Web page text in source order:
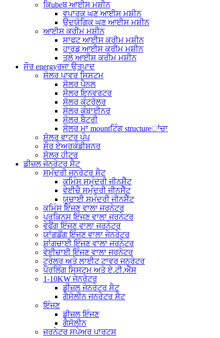
ਕਿubeਬ ਆਈਸ ਮਸ਼ੀਨ
ਵਪਾਰਕ ਘਣ ਆਈਸ ਮਸ਼ੀਨ
ਉਦਯੋਗਿਕ ਘਣ ਆਈਸ ਮਸ਼ੀਨ
ਆਈਸ ਕਰੀਮ ਮਸ਼ੀਨ
ਸਾਫਟ ਆਈਸ ਕਰੀਮ ਮਸ਼ੀਨ
ਹਾਰਡ ਆਈਸ ਕਰੀਮ ਮਸ਼ੀਨ
ਤਲੇ ਆਈਸ ਕਰੀਮ ਮਸ਼ੀਨ
ਸੌਰ energyਰਜਾ ਉਤਪਾਦ
ਸੋਲਰ ਪਾਵਰ ਸਿਸਟਮ
ਸੋਲਰ ਪੈਨਲ
ਸੋਲਰ ਇਨਵਰਟਰ
ਸੋਲਰ ਕੰਟਰੋਲਰ
ਸੋਲਰ ਕੰਬਾਈਨਰ
ਸੋਲਰ ਬੈਟਰੀ
ਸੋਲਰ ਮਾ mountਟਿੰਗ structureਾਂਚਾ
ਸੋਲਰ ਵਾਟਰ ਪੰਪ
ਸੌਰ ਏਅਰਕੰਡੀਸ਼ਨਰ
ਸੋਲਰ ਹੀਟਰ
ਡੀਜ਼ਲ ਜੇਨਰੇਟਰ ਸੈਟ
ਸਮੁੰਦਰੀ ਜਨਰੇਟਰ ਸੈਟ
ਕਮਿੰਸ ਸਮੁੰਦਰੀ ਜੀਨਸੈੱਟ
ਵੇਈਚੈ ਸਮੁੰਦਰੀ ਜੀਨਸੈੱਟ
ਯੂਚਾਈ ਸਮੁੰਦਰੀ ਜੀਨਸੈੱਟ
ਕਮਿੰਸ ਇੰਜਣ ਵਾਲਾ ਜਰਨੇਟਰ
ਪਰਕਿਨਸ ਇੰਜਣ ਵਾਲਾ ਜਰਨੇਟਰ
ਵੇਫੈਂਗ ਇੰਜਣ ਵਾਲਾ ਜਰਨੇਟਰ
ਯਾਂਗਡੋਂਗ ਇੰਜਣ ਵਾਲਾ ਜੇਨਰੇਟਰ
ਸ਼ਾਂਗਚਾਈ ਇੰਜਣ ਵਾਲਾ ਜਰਨੇਟਰ
ਵੇਈਚਾਈ ਇੰਜਣ ਵਾਲਾ ਜਰਨੇਟਰ
ਟ੍ਰੇਲਰ ਅਤੇ ਲਾਈਟ ਟਾਵਰ ਜਨਰੇਟਰ
ਪੈਰਲਿੰਗ ਸਿਸਟਮ ਅਤੇ ਏ.ਟੀ.ਐੱਸ
1-10KW ਜੇਨਰੇਟਰ
ਡੀਜ਼ਲ ਜੇਨਰੇਟਰ ਸੈਟ
ਗੈਸੋਲੀਨ ਜਨਰੇਟਰ ਸੈਟ
ਇੰਜਣ
ਡੀਜ਼ਲ ਇੰਜਣ
ਗੈਸੋਲੀਨ
ਜਰਨੇਟਰ ਸਪੇਅਰ ਪਾਰਟਸ